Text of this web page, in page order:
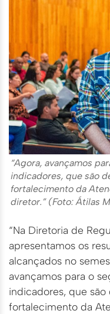
“Agora, avançamos
indicadores, que são
fortalecimento da
diretor.” (Foto: Átilas
“Na Diretoria de
apresentamos os
alcançados no
avançamos para o
indicadores, que
fortalecimento da